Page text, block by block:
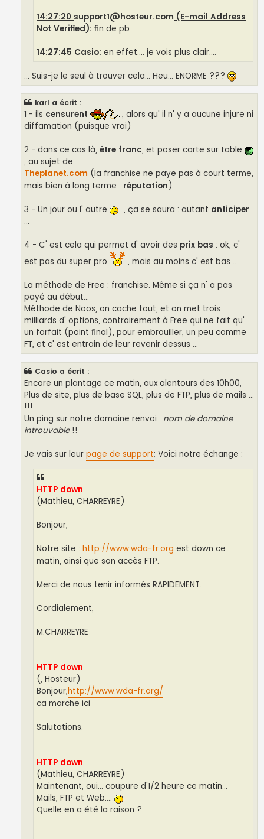
14:27:20 support1@hosteur.com (E-mail Address
Not Verified): fin de pb
14:27:45 Casio: en effet.... je vois plus clair....
... Suis-je le seul à trouver cela... Heu... ENORME ???
karl a écrit :
1 - ils censurent
, alors qu' il n' y a aucune injure ni
diffamation (puisque vrai)
2 - dans ce cas là, être franc, et poser carte sur table
, au sujet de
Theplanet.com (la franchise ne paye pas à court terme,
mais bien à long terme : réputation )
3 - Un jour ou l' autre , ça se saura : autant anticiper
...
4 - C' est cela qui permet d' avoir des prix bas : ok, c'
est pas du super pro
, mais au moins c' est bas ...
La méthode de Free : franchise. Même si ça n' a pas
payé au début...
Méthode de Noos, on cache tout, et on met trois
milliards d' options, contrairement à Free qui ne fait qu'
un forfait (point final), pour embrouiller, un peu comme
FT, et c' est entrain de leur revenir dessus ...
Casio a écrit :
Encore un plantage ce matin, aux alentours des 10h00,
Plus de site, plus de base SQL, plus de FTP, plus de mails ...
!!!
Un ping sur notre domaine renvoi : nom de domaine
introuvable!!
Je vais sur leur page de support; Voici notre échange :
HTTP down
(Mathieu, CHARREYRE)
Bonjour,
Notre site : http://www.wda-fr.org est down ce
matin, ainsi que son accès FTP.
Merci de nous tenir informés RAPIDEMENT.
Cordialement,
M.CHARREYRE
HTTP down
(, Hosteur)
Bonjour,http://www.wda-fr.org/
ca marche ici
Salutations.
HTTP down
(Mathieu, CHARREYRE)
Maintenant, oui... coupure d'1/2 heure ce matin...
Mails, FTP et Web....
Quelle en a été la raison ?